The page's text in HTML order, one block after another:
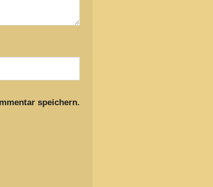
speichern.